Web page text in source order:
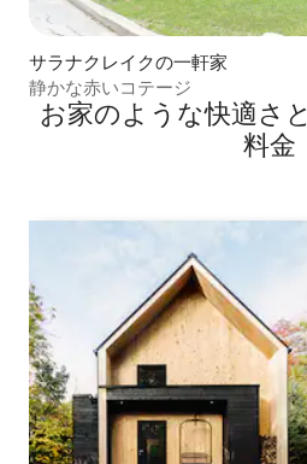
サラナクレイクの一軒家
静かな赤いコテージ
お家のような快⁠適⁠さ⁠
料⁠金